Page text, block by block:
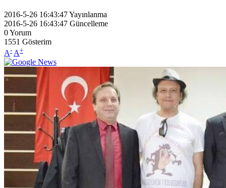
2016-5-26 16:43:47Yayınlanma
2016-5-26 16:43:47 Güncelleme
0Yorum
1551 Gösterim
A- A+